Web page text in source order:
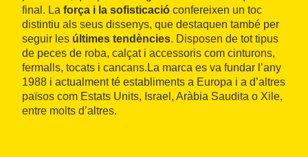
final. La força i la sofisticació confereixen un toc
distintiu als seus dissenys, que destaquen també per
seguir les últimes tendències. Disposen de tot tipus
de peces de roba, calçat i accessoris com cinturons,
fermalls, tocats i cancans.La marca es va fundar l’any
1988 i actualment té establiments a Europa i a d’altres
països com Estats Units, Israel, Aràbia Saudita o Xile,
entre molts d’altres.